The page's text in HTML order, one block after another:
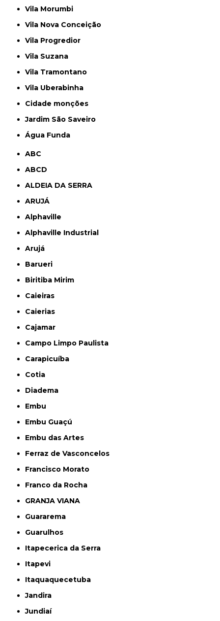
Vila Morumbi
Vila Nova Conceição
Vila Progredior
Vila Suzana
Vila Tramontano
Vila Uberabinha
cidade monções
jardim São Saveiro
Água Funda
ABC
ABCD
ALDEIA DA SERRA
ARUJÁ
Alphaville
Alphaville Industrial
Arujá
Barueri
Biritiba Mirim
Caieiras
Caierias
Cajamar
Campo Limpo Paulista
Carapicuíba
Cotia
Diadema
Embu
Embu Guaçú
Embu das Artes
Ferraz de Vasconcelos
Francisco Morato
Franco da Rocha
GRANJA VIANA
Guararema
Guarulhos
Itapecerica da Serra
Itapevi
Itaquaquecetuba
Jandira
Jundiaí